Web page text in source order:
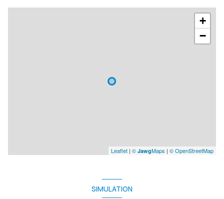
+
−
Leaflet | © JawgMaps | © OpenStreetMap
SIMULATION